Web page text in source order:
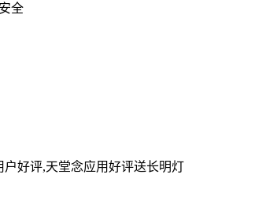
全
好评,天堂念应用好评送长明灯